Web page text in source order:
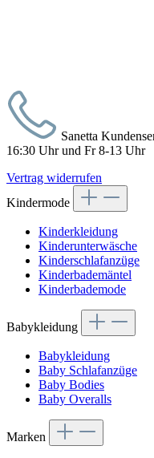
Sanetta
16:30 Uhr und Fr 8-13 Uhr
Vertrag widerrufen
Kindermode
Kinderkleidung
Kinderunterwäsche
Kinderschlafanzüge
Kinderbademäntel
Kinderbademode
Babykleidung
Babykleidung
Baby Schlafanzüge
Baby Bodies
Baby Overalls
Marken